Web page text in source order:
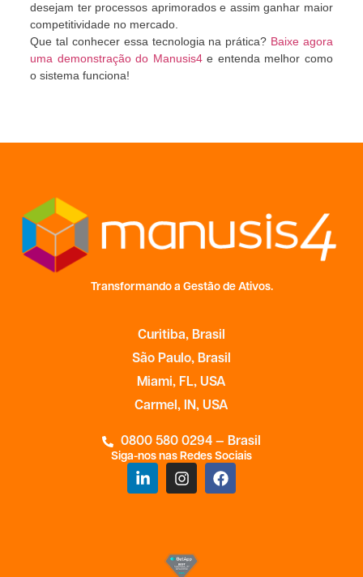
desejam ter processos aprimorados e assim ganhar maior
competitividade no mercado.
Que tal conhecer essa tecnologia na prática? Baixe agora
uma demonstração do Manusis4e entenda melhor como
o sistema funciona!
Transformando a Gestão de Ativos.
Curitiba, Brasil
São Paulo, Brasil
Miami, FL, USA
Carmel, IN, USA
0800 580 0294 — Brasil
Siga-nos nas Redes Sociais